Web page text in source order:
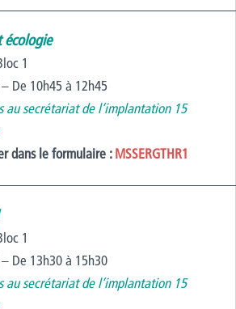
écologie
1
– De 10h45 à 12h45
au secrétariat de l’implantation 15
dans le formulaire :MSSERGTHR1
1
– De 13h30 à 15h30
au secrétariat de l’implantation 15